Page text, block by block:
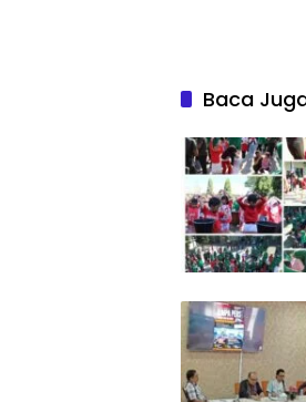
Baca